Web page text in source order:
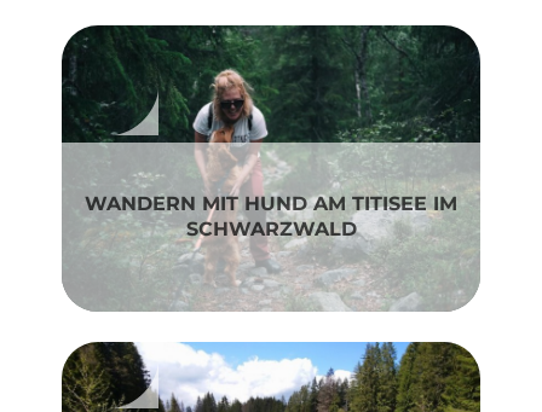
WANDERN MIT HUND AM TITISEE IM
SCHWARZWALD